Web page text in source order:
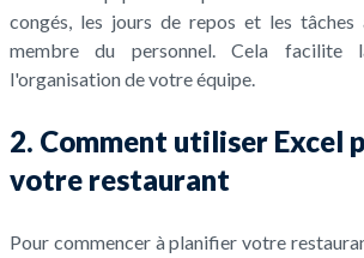
congés, les jours de repos et les tâches
membre du personnel. Cela facilite
l'organisation de votre équipe.
2. Comment utiliser Excel
votre restaurant
Pour commencer à planifier votre